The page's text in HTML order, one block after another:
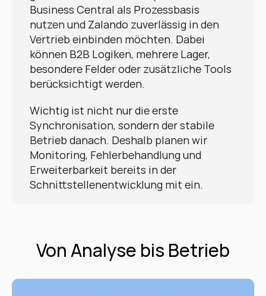
Business Central als Prozessbasis
nutzen und Zalando zuverlässig in den
Vertrieb einbinden möchten. Dabei
können B2B Logiken, mehrere Lager,
besondere Felder oder zusätzliche Tools
berücksichtigt werden.
Wichtig ist nicht nur die erste
Synchronisation, sondern der stabile
Betrieb danach. Deshalb planen wir
Monitoring, Fehlerbehandlung und
Erweiterbarkeit bereits in der
Schnittstellenentwicklung mit ein.
Von Analyse bis Betrieb